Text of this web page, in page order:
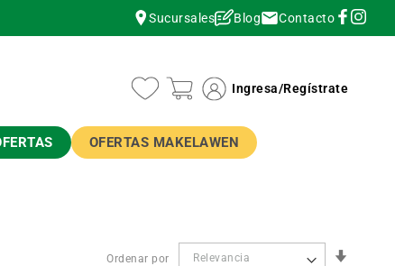
Sucursales Blog Contacto
Ingresa/Regístrate
OFERTAS MAKELAWEN
Ordenar por